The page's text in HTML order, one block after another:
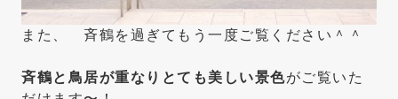
また、 斉鶴を過ぎてもう一度ご覧ください＾＾
斉鶴と鳥居が重なりとても美しい景色がご覧いた